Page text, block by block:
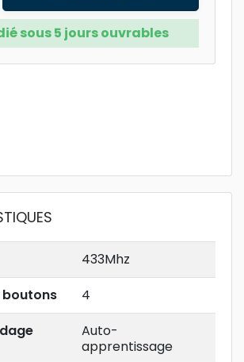
sous 5 jours ouvrables
433Mhz
boutons
4
Auto-
apprentissage